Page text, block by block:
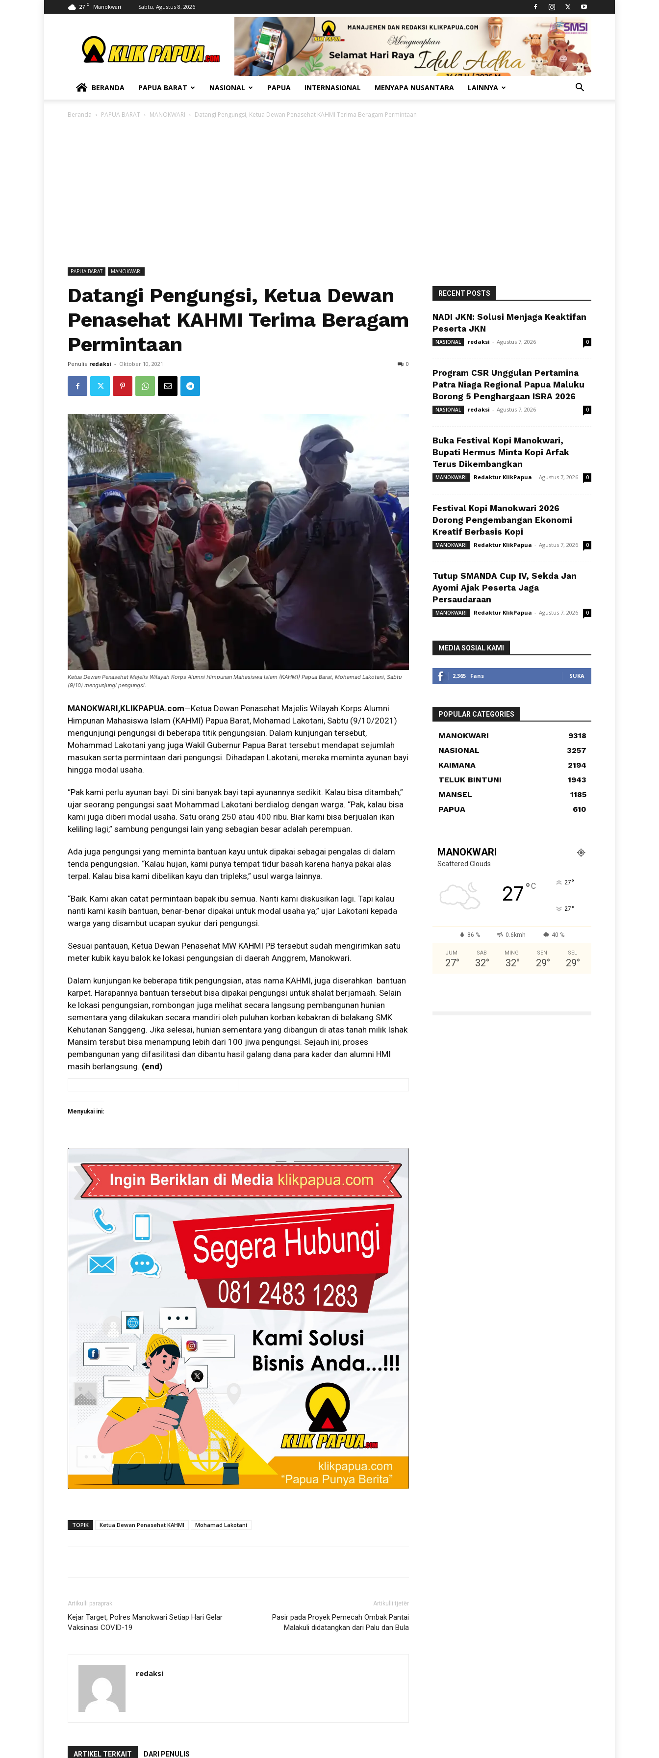
27 C Manokwari Sabtu, Agustus 8, 2026
BERANDA PAPUA BARAT NASIONAL PAPUA INTERNASIONAL MENYAPA NUSANTARA LAINNYA
Beranda PAPUA BARAT MANOKWARI Datangi Pengungsi, Ketua Dewan Penasehat KAHMI Terima Beragam Permintaan
PAPUA BARAT MANOKWARI
Datangi Pengungsi, Ketua Dewan
Penasehat KAHMI Terima Beragam
Permintaan
Penulis redaksi - Oktober 10, 2021 0
Ketua Dewan Penasehat Majelis Wilayah Korps Alumni Himpunan Mahasiswa Islam (KAHMI) Papua Barat, Mohamad Lakotani, Sabtu
(9/10) mengunjungi pengungsi.
MANOKWARI,KLIKPAPUA.com—Ketua Dewan Penasehat Majelis Wilayah Korps Alumni
Himpunan Mahasiswa Islam (KAHMI) Papua Barat, Mohamad Lakotani, Sabtu (9/10/2021)
mengunjungi pengungsi di beberapa titik pengungsian. Dalam kunjungan tersebut,
Mohammad Lakotani yang juga Wakil Gubernur Papua Barat tersebut mendapat sejumlah
masukan serta permintaan dari pengungsi. Dihadapan Lakotani, mereka meminta ayunan bayi
hingga modal usaha.
“Pak kami perlu ayunan bayi. Di sini banyak bayi tapi ayunannya sedikit. Kalau bisa ditambah,”
ujar seorang pengungsi saat Mohammad Lakotani berdialog dengan warga. “Pak, kalau bisa
kami juga diberi modal usaha. Satu orang 250 atau 400 ribu. Biar kami bisa berjualan ikan
keliling lagi,” sambung pengungsi lain yang sebagian besar adalah perempuan.
Ada juga pengungsi yang meminta bantuan kayu untuk dipakai sebagai pengalas di dalam
tenda pengungsian. “Kalau hujan, kami punya tempat tidur basah karena hanya pakai alas
terpal. Kalau bisa kami dibelikan kayu dan tripleks,” usul warga lainnya.
“Baik. Kami akan catat permintaan bapak ibu semua. Nanti kami diskusikan lagi. Tapi kalau
nanti kami kasih bantuan, benar-benar dipakai untuk modal usaha ya,” ujar Lakotani kepada
warga yang disambut ucapan syukur dari pengungsi.
Sesuai pantauan, Ketua Dewan Penasehat MW KAHMI PB tersebut sudah mengirimkan satu
meter kubik kayu balok ke lokasi pengungsian di daerah Anggrem, Manokwari.
Dalam kunjungan ke beberapa titik pengungsian, atas nama KAHMI, juga diserahkan bantuan
karpet. Harapannya bantuan tersebut bisa dipakai pengungsi untuk shalat berjamaah. Selain
ke lokasi pengungsian, rombongan juga melihat secara langsung pembangunan hunian
sementara yang dilakukan secara mandiri oleh puluhan korban kebakran di belakang SMK
Kehutanan Sanggeng. Jika selesai, hunian sementara yang dibangun di atas tanah milik Ishak
Mansim tersbut bisa menampung lebih dari 100 jiwa pengungsi. Sejauh ini, proses
pembangunan yang difasilitasi dan dibantu hasil galang dana para kader dan alumni HMI
masih berlangsung. (end)
Menyukai ini:
TOPIK Ketua Dewan Penasehat KAHMI Mohamad Lakotani
Artikulli paraprak
Kejar Target, Polres Manokwari Setiap Hari Gelar
Vaksinasi COVID-19
Artikulli tjetër
Pasir pada Proyek Pemecah Ombak Pantai
Malakuli didatangkan dari Palu dan Bula
redaksi
ARTIKEL TERKAIT DARI PENULIS
RECENT POSTS
NADI JKN: Solusi Menjaga Keaktifan
Peserta JKN
NASIONAL redaksi - Agustus 7, 2026 0
Program CSR Unggulan Pertamina
Patra Niaga Regional Papua Maluku
Borong 5 Penghargaan ISRA 2026
NASIONAL redaksi - Agustus 7, 2026 0
Buka Festival Kopi Manokwari,
Bupati Hermus Minta Kopi Arfak
Terus Dikembangkan
MANOKWARI Redaktur KlikPapua - Agustus 7, 2026 0
Festival Kopi Manokwari 2026
Dorong Pengembangan Ekonomi
Kreatif Berbasis Kopi
MANOKWARI Redaktur KlikPapua - Agustus 7, 2026 0
Tutup SMANDA Cup IV, Sekda Jan
Ayomi Ajak Peserta Jaga
Persaudaraan
MANOKWARI Redaktur KlikPapua - Agustus 7, 2026 0
MEDIA SOSIAL KAMI
2,365 Fans SUKA
POPULAR CATEGORIES
MANOKWARI
9318
NASIONAL
3257
KAIMANA
2194
TELUK BINTUNI
1943
MANSEL
1185
PAPUA
610
MANOKWARI
Scattered Clouds
27°C 27°
27°
86 % 0.6kmh 40 %
JUM
27°
SAB
32°
MING
32°
SEN
29°
SEL
29°